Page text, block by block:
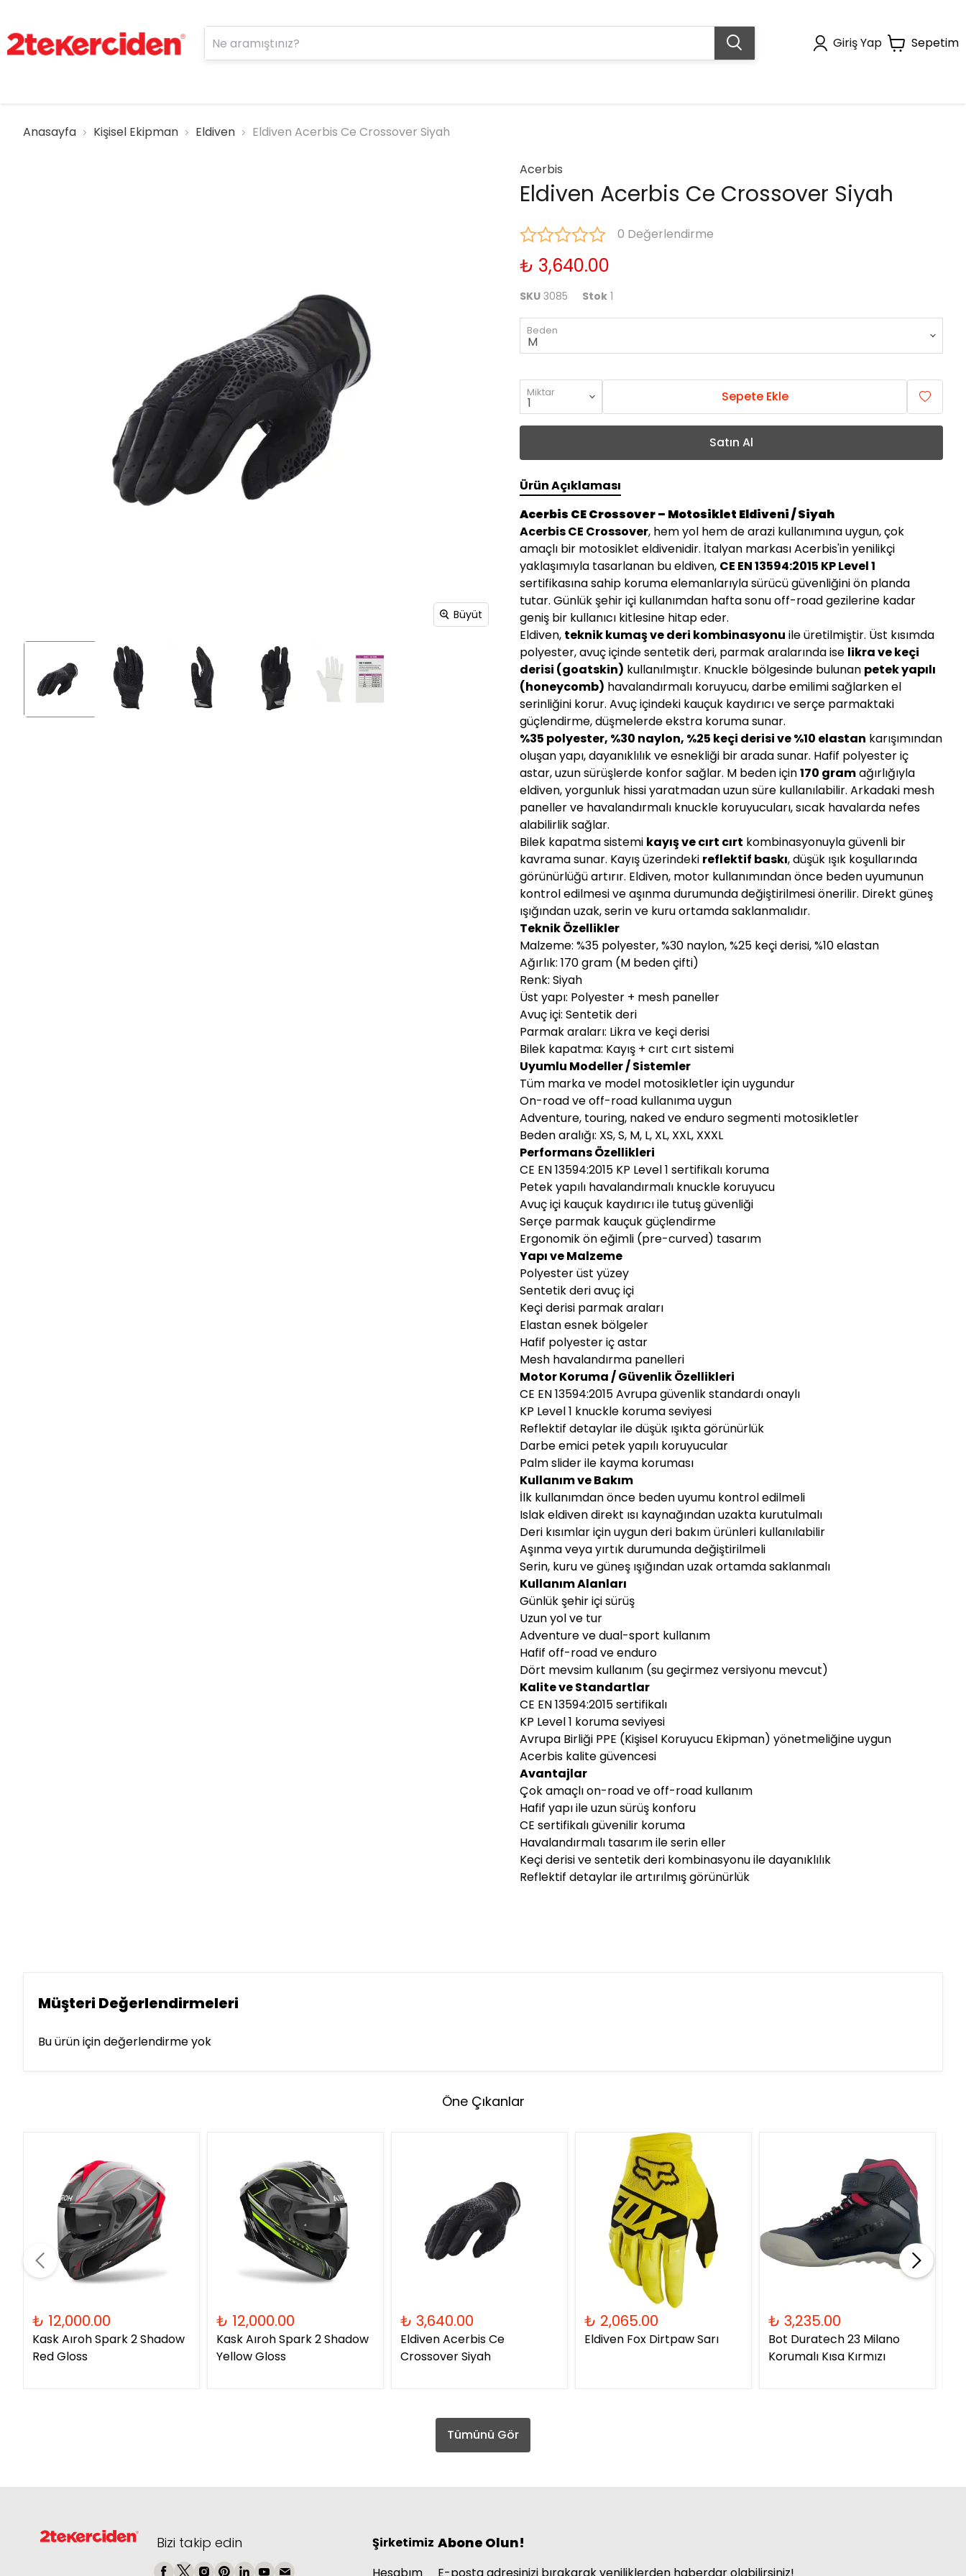
Giriş Yap Sepetim
Anasayfa Kişisel Ekipman Eldiven Eldiven Acerbis Ce Crossover Siyah
Büyüt
Acerbis
Eldiven Acerbis Ce Crossover Siyah
0 Değerlendirme
₺ 3,640.00
SKU 3085 Stok 1
Beden
Miktar Sepete Ekle
Satın Al
Ürün Açıklaması
Acerbis CE Crossover – Motosiklet Eldiveni / Siyah
Acerbis CE Crossover, hem yol hem de arazi kullanımına uygun, çok
amaçlı bir motosiklet eldivenidir. İtalyan markası Acerbis'in yenilikçi
yaklaşımıyla tasarlanan bu eldiven, CE EN 13594:2015 KP Level 1
sertifikasına sahip koruma elemanlarıyla sürücü güvenliğini ön planda
tutar. Günlük şehir içi kullanımdan hafta sonu off-road gezilerine kadar
geniş bir kullanıcı kitlesine hitap eder.
Eldiven, teknik kumaş ve deri kombinasyonu ile üretilmiştir. Üst kısımda
polyester, avuç içinde sentetik deri, parmak aralarında ise likra ve keçi
derisi (goatskin) kullanılmıştır. Knuckle bölgesinde bulunan petek yapılı
(honeycomb) havalandırmalı koruyucu, darbe emilimi sağlarken el
serinliğini korur. Avuç içindeki kauçuk kaydırıcı ve serçe parmaktaki
güçlendirme, düşmelerde ekstra koruma sunar.
%35 polyester, %30 naylon, %25 keçi derisi ve %10 elastan karışımından
oluşan yapı, dayanıklılık ve esnekliği bir arada sunar. Hafif polyester iç
astar, uzun sürüşlerde konfor sağlar. M beden için170 gramağırlığıyla
eldiven, yorgunluk hissi yaratmadan uzun süre kullanılabilir. Arkadaki mesh
paneller ve havalandırmalı knuckle koruyucuları, sıcak havalarda nefes
alabilirlik sağlar.
Bilek kapatma sistemi kayış ve cırt cırt kombinasyonuyla güvenli bir
kavrama sunar. Kayış üzerindeki reflektif baskı, düşük ışık koşullarında
görünürlüğü artırır. Eldiven, motor kullanımından önce beden uyumunun
kontrol edilmesi ve aşınma durumunda değiştirilmesi önerilir. Direkt güneş
ışığından uzak, serin ve kuru ortamda saklanmalıdır.
Teknik Özellikler
Malzeme: %35 polyester, %30 naylon, %25 keçi derisi, %10 elastan
Ağırlık: 170 gram (M beden çifti)
Renk: Siyah
Üst yapı: Polyester + mesh paneller
Avuç içi: Sentetik deri
Parmak araları: Likra ve keçi derisi
Bilek kapatma: Kayış + cırt cırt sistemi
Uyumlu Modeller / Sistemler
Tüm marka ve model motosikletler için uygundur
On-road ve off-road kullanıma uygun
Adventure, touring, naked ve enduro segmenti motosikletler
Beden aralığı: XS, S, M, L, XL, XXL, XXXL
Performans Özellikleri
CE EN 13594:2015 KP Level 1 sertifikalı koruma
Petek yapılı havalandırmalı knuckle koruyucu
Avuç içi kauçuk kaydırıcı ile tutuş güvenliği
Serçe parmak kauçuk güçlendirme
Ergonomik ön eğimli (pre-curved) tasarım
Yapı ve Malzeme
Polyester üst yüzey
Sentetik deri avuç içi
Keçi derisi parmak araları
Elastan esnek bölgeler
Hafif polyester iç astar
Mesh havalandırma panelleri
Motor Koruma / Güvenlik Özellikleri
CE EN 13594:2015 Avrupa güvenlik standardı onaylı
KP Level 1 knuckle koruma seviyesi
Reflektif detaylar ile düşük ışıkta görünürlük
Darbe emici petek yapılı koruyucular
Palm slider ile kayma koruması
Kullanım ve Bakım
İlk kullanımdan önce beden uyumu kontrol edilmeli
Islak eldiven direkt ısı kaynağından uzakta kurutulmalı
Deri kısımlar için uygun deri bakım ürünleri kullanılabilir
Aşınma veya yırtık durumunda değiştirilmeli
Serin, kuru ve güneş ışığından uzak ortamda saklanmalı
Kullanım Alanları
Günlük şehir içi sürüş
Uzun yol ve tur
Adventure ve dual-sport kullanım
Hafif off-road ve enduro
Dört mevsim kullanım (su geçirmez versiyonu mevcut)
Kalite ve Standartlar
CE EN 13594:2015 sertifikalı
KP Level 1 koruma seviyesi
Avrupa Birliği PPE (Kişisel Koruyucu Ekipman) yönetmeliğine uygun
Acerbis kalite güvencesi
Avantajlar
Çok amaçlı on-road ve off-road kullanım
Hafif yapı ile uzun sürüş konforu
CE sertifikalı güvenilir koruma
Havalandırmalı tasarım ile serin eller
Keçi derisi ve sentetik deri kombinasyonu ile dayanıklılık
Reflektif detaylar ile artırılmış görünürlük
Müşteri Değerlendirmeleri
Bu ürün için değerlendirme yok
Öne Çıkanlar
₺ 12,000.00
Kask Aıroh Spark 2 Shadow
Red Gloss
₺ 12,000.00
Kask Aıroh Spark 2 Shadow
Yellow Gloss
₺ 3,640.00
Eldiven Acerbis Ce
Crossover Siyah
₺ 2,065.00
Eldiven Fox Dirtpaw Sarı
₺ 3,235.00
Bot Duratech 23 Milano
Korumalı Kısa Kırmızı
Tümünü Gör
Bizi takip edin
Şirketimiz Abone Olun!